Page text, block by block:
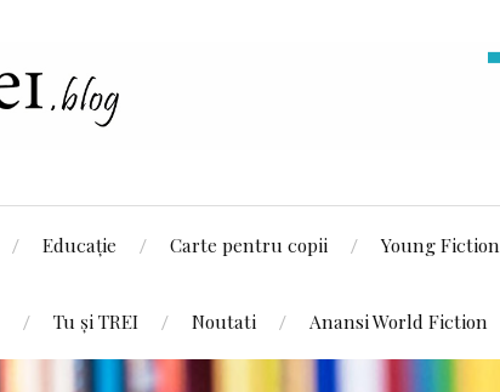
Educație Carte pentru copii Young Fiction
Tu și TREI Noutati Anansi World Fiction